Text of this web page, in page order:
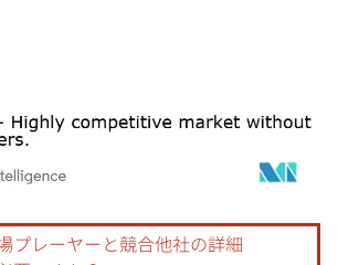
。再利用にはCC BY 4.0の表示が必要です。